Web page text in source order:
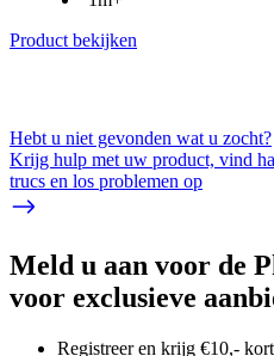
Product bekijken
Hebt u niet gevonden wat u zocht?
Krijg hulp met uw product, vind
trucs en los problemen op
Meld u aan voor de
voor exclusieve
Registreer en krijg €10,-